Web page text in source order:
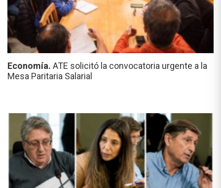
Economía. ATE solicitó la convocatoria urgente a la
Mesa Paritaria Salarial